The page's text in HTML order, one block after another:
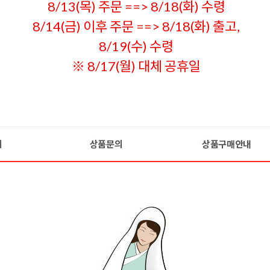
8/13(목) 주문 ==> 8/18(화) 수령
8/14(금) 이후 주문 ==> 8/18(화) 출고,
8/19(수) 수령
※ 8/17(월) 대체 공휴일
상품문의 상품구매안내